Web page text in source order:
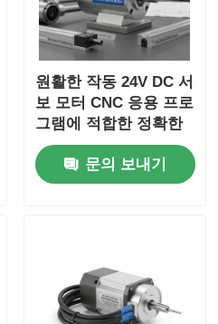
원활한 작동 24V DC 서
보 모터 CNC 응용 프로
그램에 적합한 정확한
위치 및 내구성 성능을
제공합니다문의 보내기